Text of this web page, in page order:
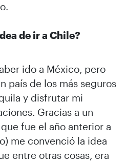
de ir a Chile?
ido a México, pero
país de los más seguros
y disfrutar mi
Gracias a un
fue el año anterior a
me convenció la idea
entre otras cosas, era